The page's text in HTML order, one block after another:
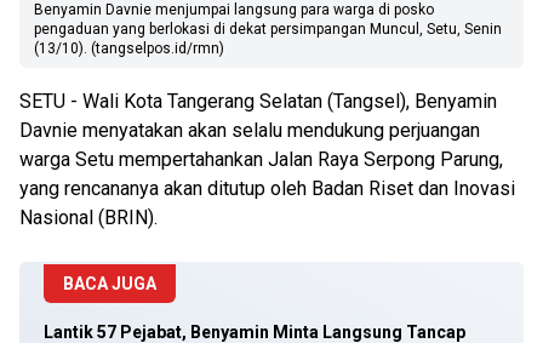
Benyamin Davnie menjumpai langsung para warga di posko
pengaduan yang berlokasi di dekat persimpangan Muncul, Setu, Senin
(13/10). (tangselpos.id/rmn)
SETU - Wali Kota Tangerang Selatan (Tangsel), Benyamin
Davnie menyatakan akan selalu mendukung perjuangan
warga Setu mempertahankan Jalan Raya Serpong Parung,
yang rencananya akan ditutup oleh Badan Riset dan Inovasi
Nasional (BRIN).
BACA JUGA
Lantik 57 Pejabat, Benyamin Minta Langsung Tancap